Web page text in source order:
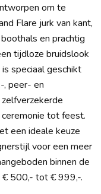
om te
Flare jurk van kant,
en prachtig
tijdloze bruidslook
speciaal geschikt
, peer- en
tot feest.
een ideale keuze
voor een meer
binnen de
500,- tot € 999,-.